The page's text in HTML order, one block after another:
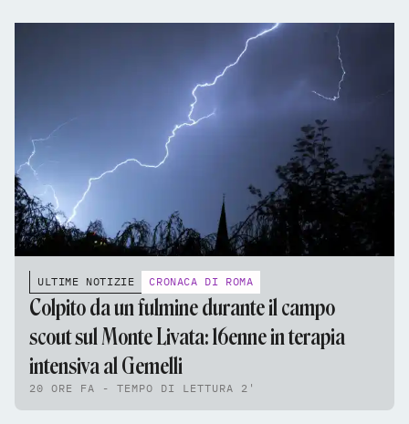
ULTIME NOTIZIE CRONACA DI ROMA
Colpito da un fulmine durante il campo
scout sul Monte Livata: 16enne in terapia
intensiva al Gemelli
20 ORE FA - TEMPO DI LETTURA 2'